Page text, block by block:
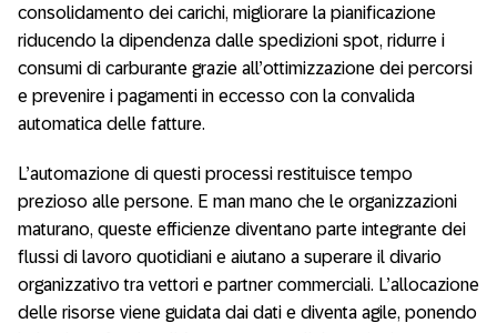
consolidamento dei carichi, migliorare la pianificazione
riducendo la dipendenza dalle spedizioni spot, ridurre i
consumi di carburante grazie all’ottimizzazione dei percorsi
e prevenire i pagamenti in eccesso con la convalida
automatica delle fatture.
L’automazione di questi processi restituisce tempo
prezioso alle persone. E man mano che le organizzazioni
maturano, queste efficienze diventano parte integrante dei
flussi di lavoro quotidiani e aiutano a superare il divario
organizzativo tra vettori e partner commerciali. L’allocazione
delle risorse viene guidata dai dati e diventa agile, ponendo